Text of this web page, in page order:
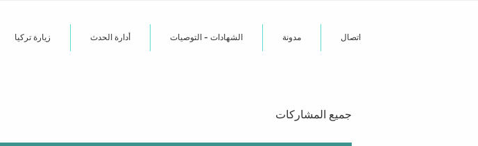
زيارة تركيا أدارة الحدث الشهادات - التوصيات مدونة اتصال
جميع المشاركات